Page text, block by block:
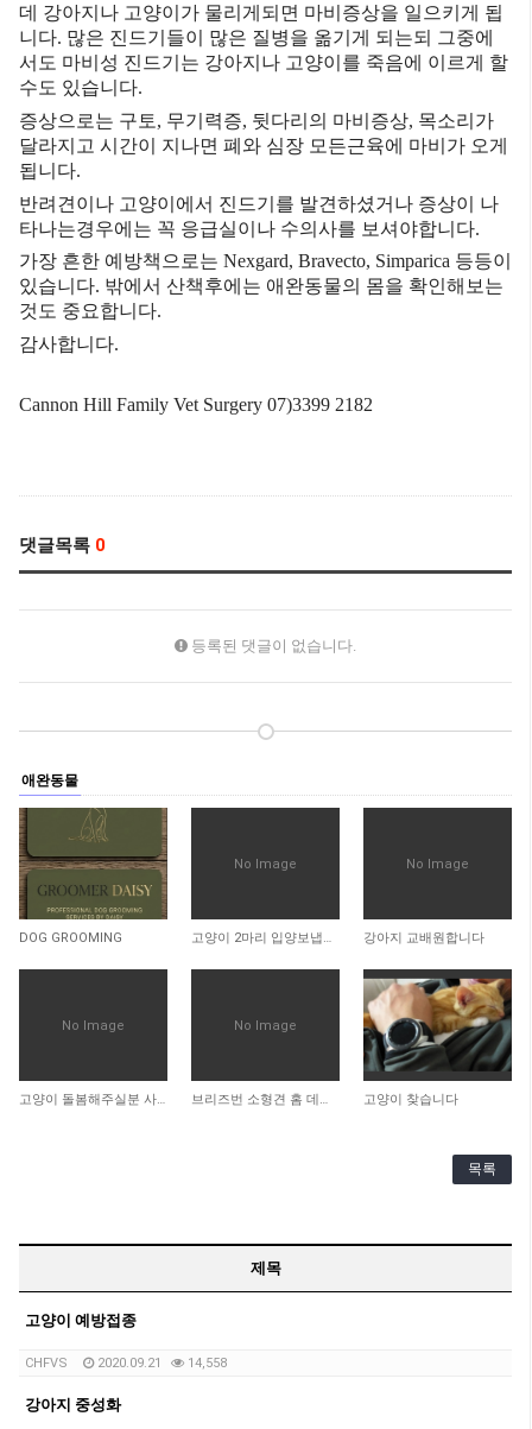
데 강아지나 고양이가 물리게되면 마비증상을 일으키게 됩
니다. 많은 진드기들이 많은 질병을 옮기게 되는되 그중에
서도 마비성 진드기는 강아지나 고양이를 죽음에 이르게 할
수도 있습니다.
증상으로는 구토, 무기력증, 뒷다리의 마비증상, 목소리가
달라지고 시간이 지나면 폐와 심장 모든근육에 마비가 오게
됩니다.
반려견이나 고양이에서 진드기를 발견하셨거나 증상이
나
타나는경우에는 꼭 응급실이나 수의사를 보셔야합니다.
가장 흔한 예방책으로는 Nexgard, Bravecto, Simparica 등등이
있습니다. 밖에서 산책후에는 애완동물의 몸을 확인해보는
것도 중요합니다.
감사합니다.
Cannon Hill Family Vet Surgery 07)3399 2182
댓글목록 0
등록된 댓글이 없습니다.
애완동물
407
DOG GROOMING
No Image
1,649 고양이 2마리 입양보냅니다
No Image
1,373
강아지 교배원합니다
No Image
2,159 고양이 돌봄해주실분 사례합니다
No Image
2,532 브리즈번 소형견 홈 데이케어 & 홈 호스팅 3,644
고양이 찾습니다
목록
제목
고양이 예방접종
CHFVS 2020.09.21 14,558
강아지 중성화